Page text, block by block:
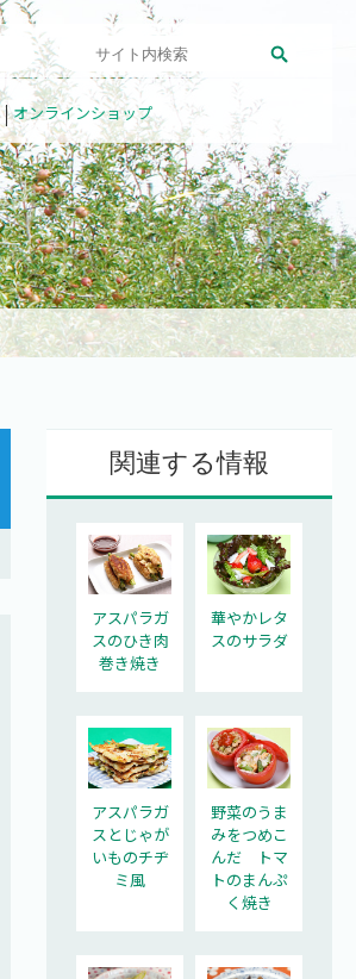
オンラインショップ
関連する情報
アスパラガ
スのひき肉
巻き焼き
華やかレタ
スのサラダ
アスパラガ
スとじゃが
いものチヂ
ミ風
野菜のうま
みをつめこ
んだ トマ
トのまんぷ
く焼き